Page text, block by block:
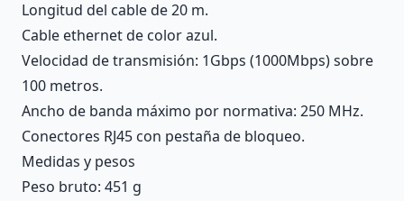
Longitud del cable de 20 m.
Cable ethernet de color azul.
Velocidad de transmisión: 1Gbps (1000Mbps) sobre
100 metros.
Ancho de banda máximo por normativa: 250 MHz.
Conectores RJ45 con pestaña de bloqueo.
Medidas y pesos
Peso bruto: 451 g